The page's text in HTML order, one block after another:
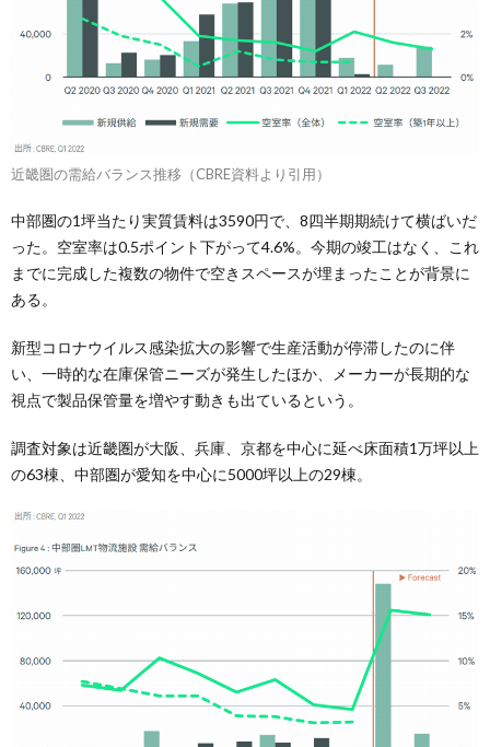
近畿圏の需給バランス推移（CBRE資料より引用）
中部圏の1坪当たり実質賃料は3590円で、8四半期期続けて横ばいだ
った。空室率は0.5ポイント下がって4.6%。今期の竣工はなく、これ
までに完成した複数の物件で空きスペースが埋まったことが背景に
ある。
新型コロナウイルス感染拡大の影響で生産活動が停滞したのに伴
い、一時的な在庫保管ニーズが発生したほか、メーカーが長期的な
視点で製品保管量を増やす動きも出ているという。
調査対象は近畿圏が大阪、兵庫、京都を中心に延べ床面積1万坪以上
の63棟、中部圏が愛知を中心に5000坪以上の29棟。